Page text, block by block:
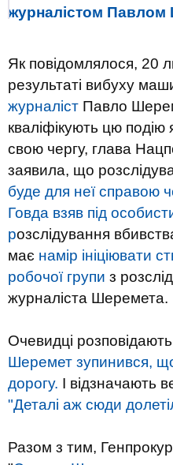
журналістом
Як повідомлялося, 20
результаті вибуху
журналіст Павло
кваліфікують цю
свою чергу, глава
заявила, що
буде для неї справою
Говда взяв під
розслідування
має намір ініціювати
робочої групи з
журналіста Шеремета.
Очевидці
Шеремет зупинився,
дорогу. І відзначають
"Деталі аж сюди
Разом з тим,